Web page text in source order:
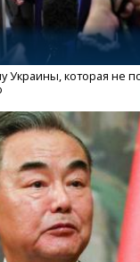
Украины, которая не